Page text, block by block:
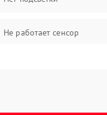
Не работает сенсор